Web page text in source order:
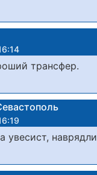
трансфер.
увесист, наврядли